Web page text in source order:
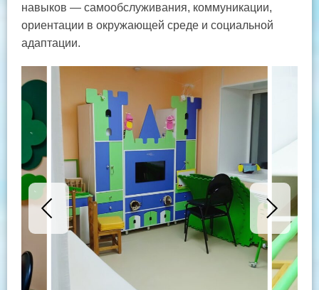
навыков — самообслуживания, коммуникации,
ориентации в окружающей среде и социальной
адаптации.